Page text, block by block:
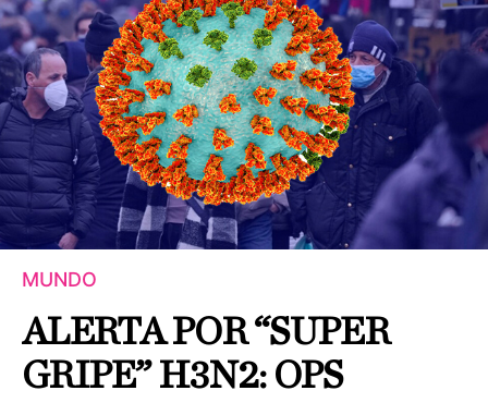
MUNDO
ALERTA POR “SUPER
GRIPE” H3N2: OPS